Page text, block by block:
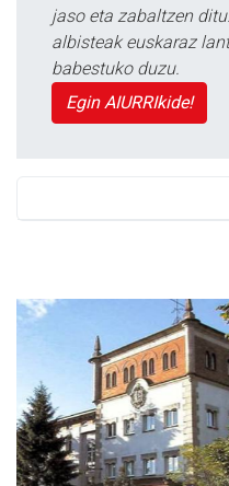
jaso eta zabaltzen
albisteak euskaraz
babestuko duzu.
Egin AIURRIkide!